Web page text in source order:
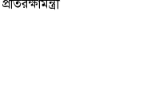
প্রতিরক্ষামন্ত্রী